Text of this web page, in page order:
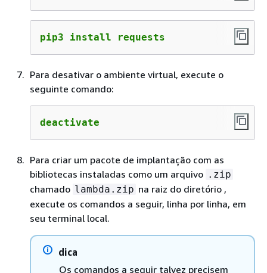
pip3 install requests
Para desativar o ambiente virtual, execute o
seguinte comando:
deactivate
Para criar um pacote de implantação com as
bibliotecas instaladas como um arquivo .zip
chamado lambda.zip na raiz do diretório ,
execute os comandos a seguir, linha por linha, em
seu terminal local.
dica
Os comandos a seguir talvez precisem